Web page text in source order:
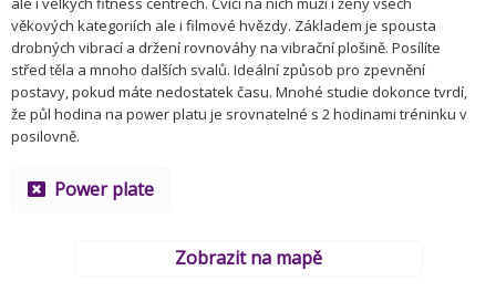
věkových kategoriích ale i filmové hvězdy. Základem je spousta
drobných vibrací a držení rovnováhy na vibrační plošině. Posílíte
střed těla a mnoho dalších svalů. Ideální způsob pro zpevnění
postavy, pokud máte nedostatek času. Mnohé studie dokonce tvrdí,
že půl hodina na power platu je srovnatelné s 2 hodinami tréninku v
posilovně.
Power plate
Zobrazit na mapě